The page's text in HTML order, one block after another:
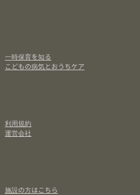
一時保育を知る
こどもの病気とおうちケア
利用規約
運営会社
施設の方はこちら